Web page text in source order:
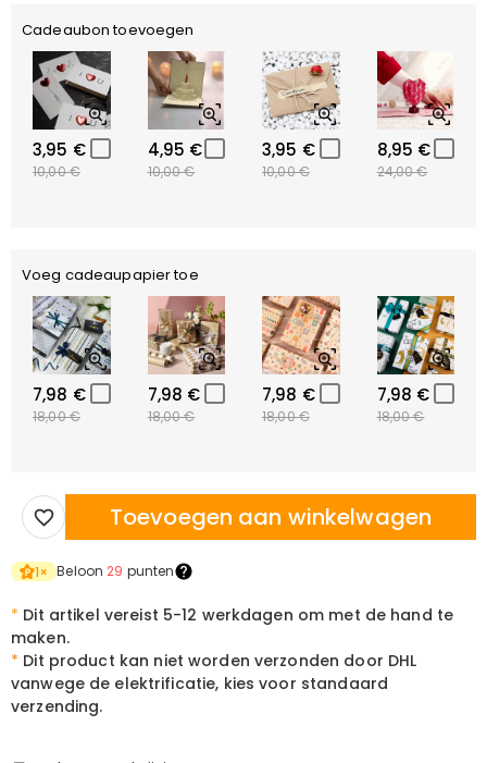
Cadeaubon toevoegen
3,95 €
10,00 €
4,95 €
10,00 €
3,95 €
10,00 €
8,95 €
24,00 €
Voeg cadeaupapier toe
7,98 €
18,00 €
7,98 €
18,00 €
7,98 €
18,00 €
7,98 €
18,00 €
Toevoegen aan winkelwagen
1× Beloon 29 punten
* Dit artikel vereist 5-12 werkdagen om met de hand te
maken.
* Dit product kan niet worden verzonden door DHL
vanwege de elektrificatie, kies voor standaard
verzending.